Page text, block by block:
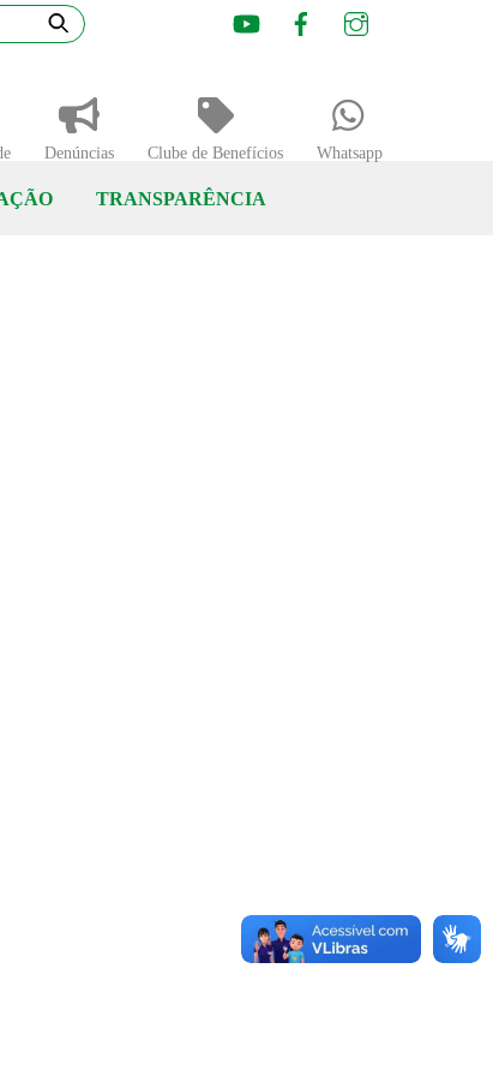
TRANSPARÊNCIA
Denúncias Clube de Benefícios Whatsapp
Youtube Facebook